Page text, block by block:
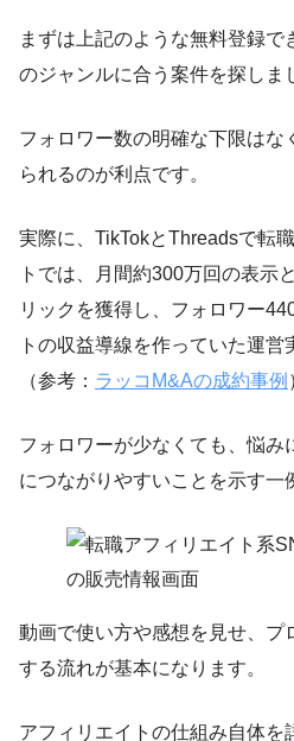
まずは上記のような無料登録
のジャンルに合う案件を探しま
フォロワー数の明確な下限はな
られるのが利点です。
実際に、TikTokとThreadsで転
トでは、月間約300万回の表示
リックを獲得し、フォロワー
トの収益導線を作っていた運営
（参考： ラッコM&Aの成約事例
フォロワーが少なくても、悩み
につながりやすいことを示す一
動画で使い方や感想を見せ、プ
する流れが基本になります。
アフィリエイトの仕組み自体を